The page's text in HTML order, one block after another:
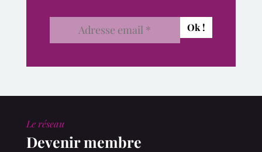
Le réseau
Devenir membre